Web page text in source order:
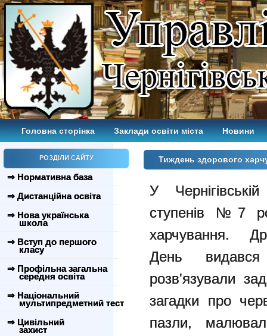
Головна сторінка Заклади освіти міста Новини
РОЗДІЛИ САЙТУ
⇒ Нормативна база
⇒ Дистанційна освіта
⇒ Нова українська
школа
⇒ Вступ до першого
класу
⇒ Профільна загальна
середня освіта
⇒ Національний
мультипредметний тест
⇒ Цивільний
захист
Тиждень здорового
У
ступенів №7
харчування.
День
розв'язували
загадки про
пазли,